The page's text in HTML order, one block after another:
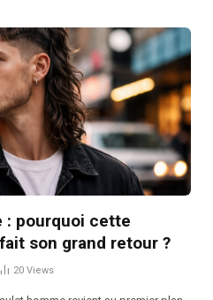
: pourquoi cette
son grand retour ?
20 Views